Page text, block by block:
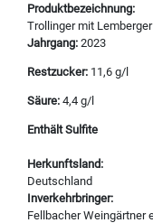
Produktbezeichnung:
Trollinger mit
Jahrgang: 2023
Restzucker: 11,6 g/l
Säure: 4,4 g/l
Enthält Sulfite
Herkunftsland:
Deutschland
Inverkehrbringer:
Fellbacher Weingärtner